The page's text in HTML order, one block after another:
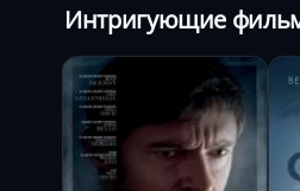
Интригующие